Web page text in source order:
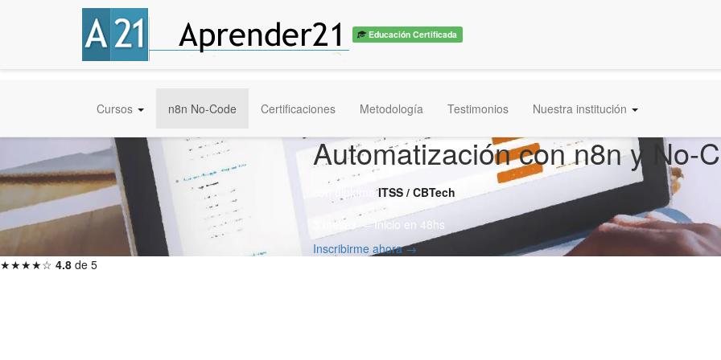
Educación Certificada
Cursos n8n No-Code Certificaciones Metodología Testimonios Nuestra institución
Automatización con n8n y No-
con diplomaITSS / CBTech
3 meses — Inicio en 48hs
Inscribirme ahora →
★★★★☆ 4.8 de 5